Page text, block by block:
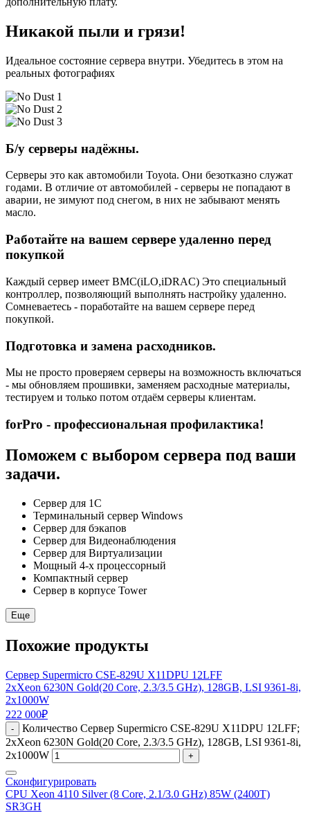
Никакой пыли и грязи!
Идеальное состояние сервера внутри. Убедитесь в этом на
реальных фотографиях
Б/у серверы надёжны.
Серверы это как автомобили Toyota. Они безотказно служат
годами. В отличие от автомобилей - серверы не попадают в
аварии, не зимуют под снегом, в них не забывают менять
масло.
Работайте на вашем сервере удаленно перед
покупкой
Каждый сервер имеет BMC(iLO,iDRAC) Это специальный
контроллер, позволяющий выполнять настройку удаленно.
Сомневаетесь - поработайте на вашем сервере перед
покупкой.
Подготовка и замена расходников.
Мы не просто проверяем серверы на возможность включаться
- мы обновляем прошивки, заменяем расходные материалы,
тестируем и только потом отдаём серверы клиентам.
forPro - профессиональная профилактика!
Поможем с выбором сервера под ваши
задачи.
Сервер для 1С
Терминальный сервер Windows
Сервер для бэкапов
Сервер для Видеонаблюдения
Сервер для Виртуализации
Мощный 4-х процессорный
Компактный сервер
Сервер в корпусе Tower
Еще
Похожие продукты
Сервер Supermicro CSE-829U X11DPU 12LFF
2xXeon 6230N Gold(20 Core, 2.3/3.5 GHz), 128GB, LSI 9361-8i,
2x1000W
222 000₽
-
Количество Сервер Supermicro CSE-829U X11DPU 12LFF;
2xXeon 6230N Gold(20 Core, 2.3/3.5 GHz), 128GB, LSI 9361-8i,
2x1000W
+
Сконфигурировать
CPU Xeon 4110 Silver (8 Core, 2.1/3.0 GHz) 85W (2400T)
SR3GH